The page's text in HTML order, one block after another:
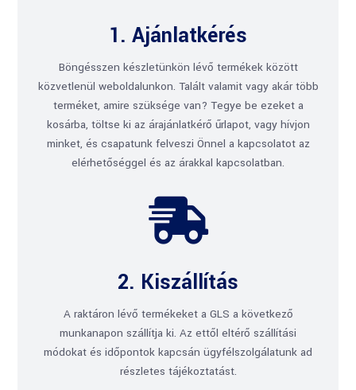
1. Ajánlatkérés
Böngésszen készletünkön lévő termékek között
közvetlenül weboldalunkon. Talált valamit vagy akár több
terméket, amire szüksége van? Tegye be ezeket a
kosárba, töltse ki az árajánlatkérő űrlapot, vagy hívjon
minket, és csapatunk felveszi Önnel a kapcsolatot az
elérhetőséggel és az árakkal kapcsolatban.

2. Kiszállítás
A raktáron lévő termékeket a GLS a következő
munkanapon szállítja ki. Az ettől eltérő szállítási
módokat és időpontok kapcsán ügyfélszolgálatunk ad
részletes tájékoztatást.